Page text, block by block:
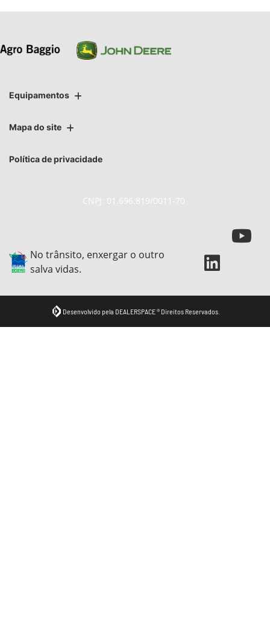
Equipamentos
Mapa do site
Política de privacidade
CNPJ: 01.696.819/0011-70
No trânsito, enxergar o outro
salva vidas.
Desenvolvido pela DEALERSPACE ® Direitos Reservados.